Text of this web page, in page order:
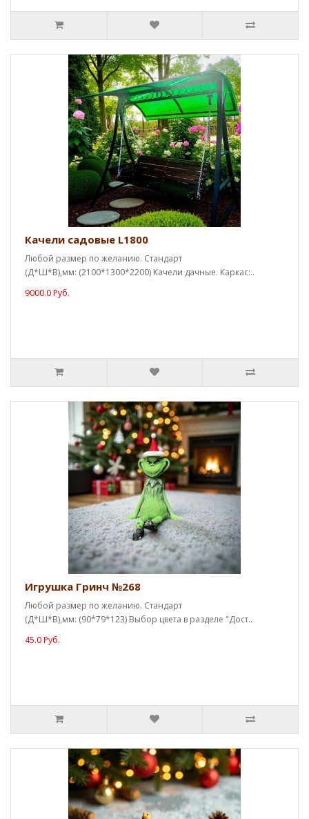
Качели садовые L1800
Любой размер по желанию. Стандарт
(Д*Ш*В),мм: (2100*1300*2200) Качели дачные. Каркас:..
9000.0 Руб.
Игрушка Гринч №268
Любой размер по желанию. Стандарт
(Д*Ш*В),мм: (90*79*123) Выбор цвета в разделе "Дост..
45.0 Руб.